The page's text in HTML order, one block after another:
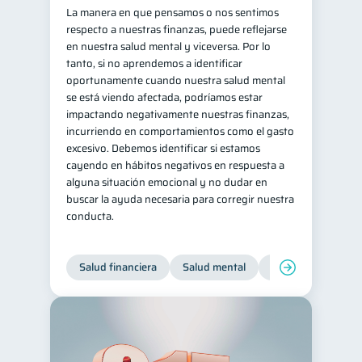
Salud financiera 12
Productos financieros 11
Organización Financiera 10
Deudas 10 Préstamos 8
Ahorro 8 Consejos 6
Tarjeta de crédito
Historial crediticio 6
Ciberseguridad
Servicios
Superintendencia de Bancos 4
Cuenta Abandonada 2
Finanzas Personales
La manera en que pensamos o nos sentimos
respecto a nuestras finanzas, puede reflejarse
en nuestra salud mental y viceversa. Por lo
tanto, si no aprendemos a identificar
oportunamente cuando nuestra salud mental
se está viendo afectada, podríamos estar
impactando negativamente nuestras finanzas,
incurriendo en comportamientos como el gasto
excesivo. Debemos identificar si estamos
cayendo en hábitos negativos en respuesta a
alguna situación emocional y no dudar en
buscar la ayuda necesaria para corregir nuestra
conducta.
Salud financiera Salud mental Inclusión